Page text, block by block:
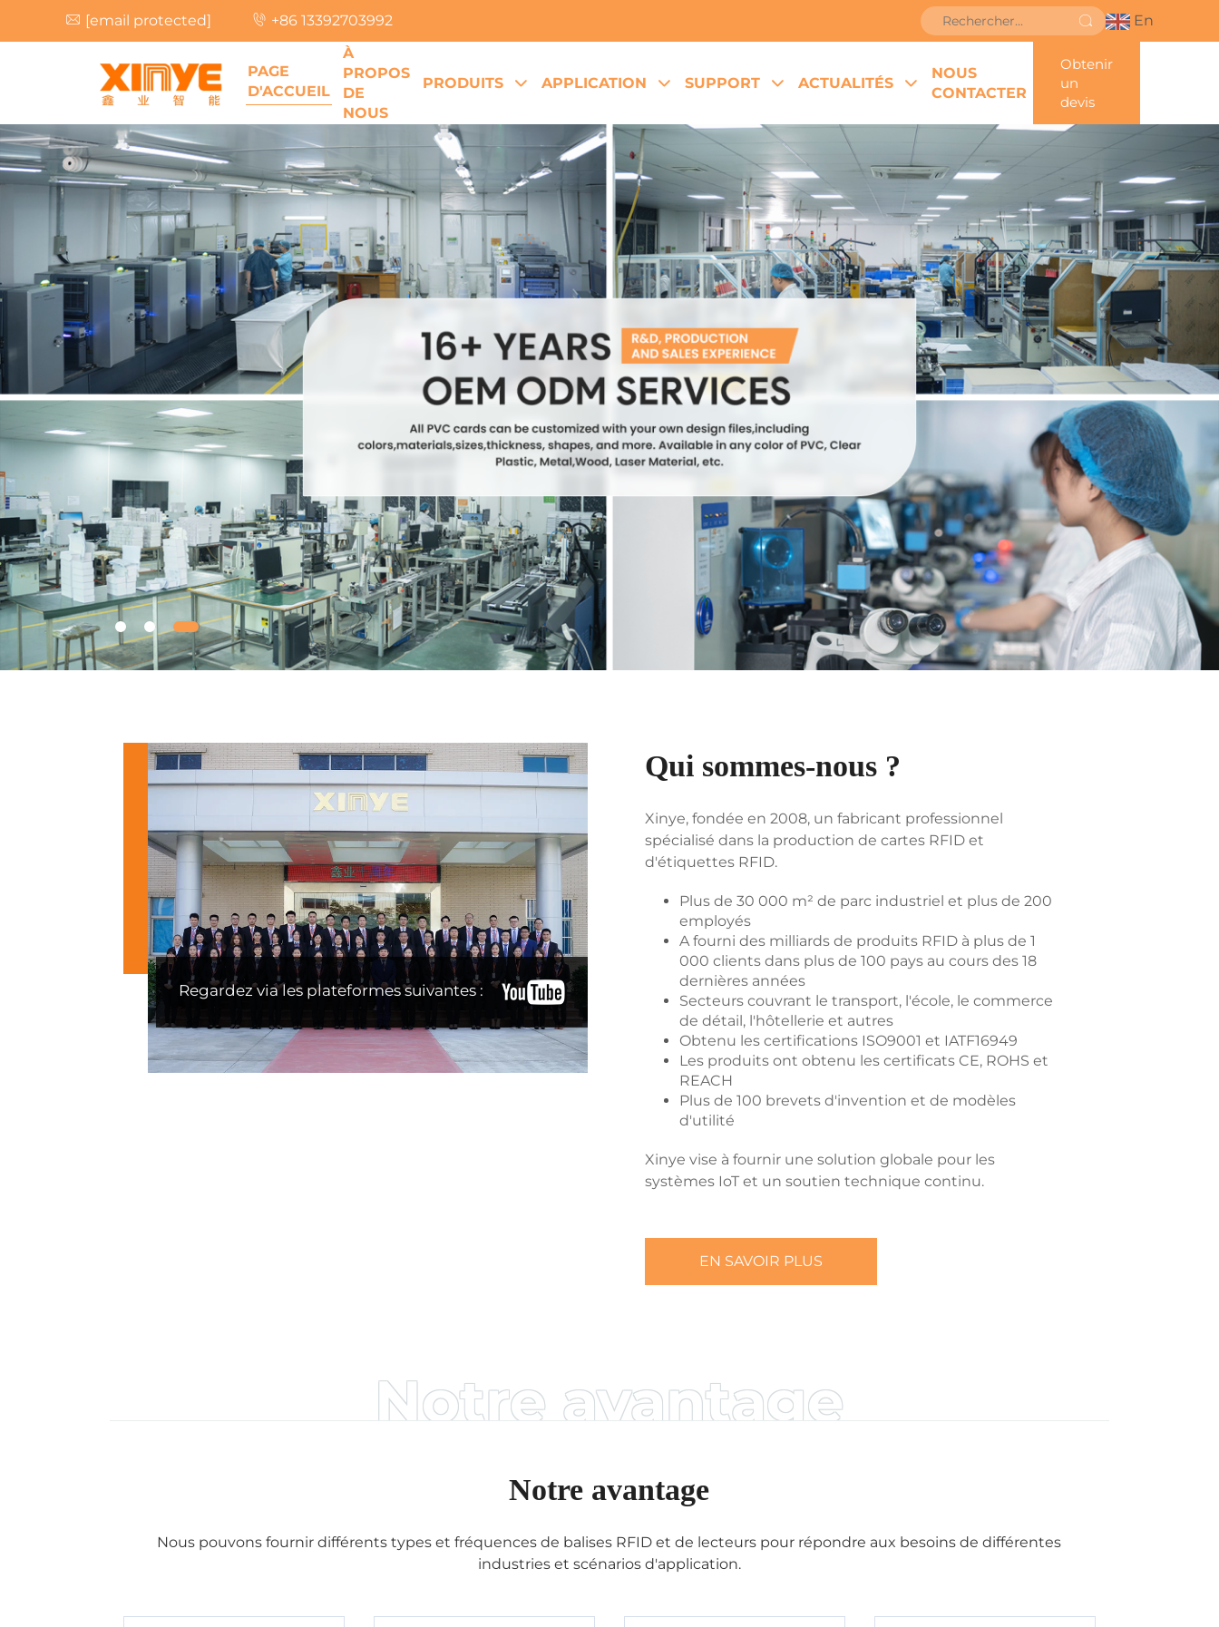
[email protected] +86 13392703992 En
PAGE
D'ACCUEIL
À
PROPOS
DE
NOUS
PRODUITS APPLICATION SUPPORT ACTUALITÉS
NOUS
CONTACTER
Obtenir
un
devis
Regardez via les plateformes suivantes :
Qui sommes-nous ?
Xinye, fondée en 2008, un fabricant professionnel
spécialisé dans la production de cartes RFID et
d'étiquettes RFID.
Plus de 30 000 m² de parc industriel et plus de 200
employés
A fourni des milliards de produits RFID à plus de 1
000 clients dans plus de 100 pays au cours des 18
dernières années
Secteurs couvrant le transport, l'école, le commerce
de détail, l'hôtellerie et autres
Obtenu les certifications ISO9001 et IATF16949
Les produits ont obtenu les certificats CE, ROHS et
REACH
Plus de 100 brevets d'invention et de modèles
d'utilité
Xinye vise à fournir une solution globale pour les
systèmes IoT et un soutien technique continu.
EN SAVOIR PLUS
Notre avantage
Notre avantage
Nous pouvons fournir différents types et fréquences de balises RFID et de lecteurs pour répondre aux besoins de différentes
industries et scénarios d'application.